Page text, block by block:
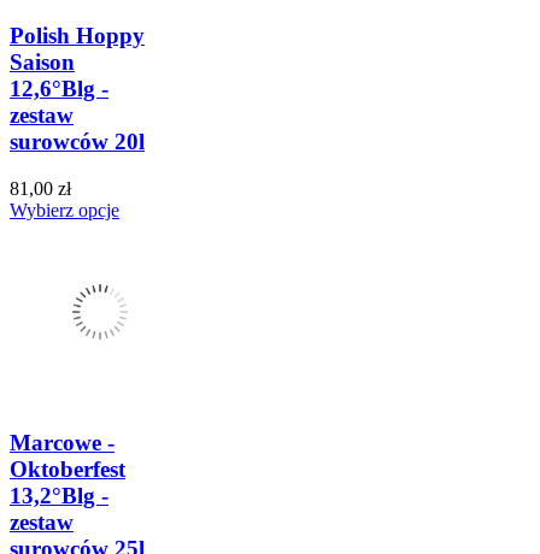
Polish Hoppy
Saison
12,6°Blg -
zestaw
surowców 20l
81,00 zł
Wybierz opcje
Marcowe -
Oktoberfest
13,2°Blg -
zestaw
surowców 25l